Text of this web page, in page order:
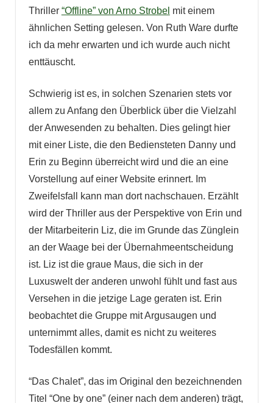
Thriller “Offline” von Arno Strobel mit einem
ähnlichen Setting gelesen. Von Ruth Ware durfte
ich da mehr erwarten und ich wurde auch nicht
enttäuscht.
Schwierig ist es, in solchen Szenarien stets vor
allem zu Anfang den Überblick über die Vielzahl
der Anwesenden zu behalten. Dies gelingt hier
mit einer Liste, die den Bediensteten Danny und
Erin zu Beginn überreicht wird und die an eine
Vorstellung auf einer Website erinnert. Im
Zweifelsfall kann man dort nachschauen. Erzählt
wird der Thriller aus der Perspektive von Erin und
der Mitarbeiterin Liz, die im Grunde das Zünglein
an der Waage bei der Übernahmeentscheidung
ist. Liz ist die graue Maus, die sich in der
Luxuswelt der anderen unwohl fühlt und fast aus
Versehen in die jetzige Lage geraten ist. Erin
beobachtet die Gruppe mit Argusaugen und
unternimmt alles, damit es nicht zu weiteres
Todesfällen kommt.
“Das Chalet”, das im Original den bezeichnenden
Titel “One by one” (einer nach dem anderen) trägt,